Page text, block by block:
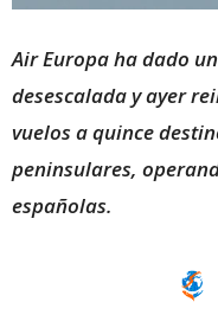
Air Europa ha dado
desescalada y ayer
vuelos a quince
peninsulares,
españolas.